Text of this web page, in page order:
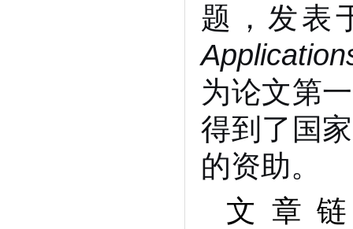
题，发表
为论文第
得到了国
的资助。
文章链